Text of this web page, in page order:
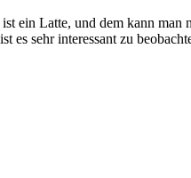
ein Latte, und dem kann
es sehr interessant zu